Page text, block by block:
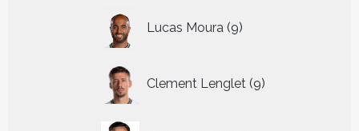
Lucas Moura 9
producten
Clement Lenglet 9
producten